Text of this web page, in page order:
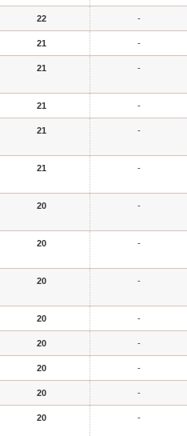
22 -
21 -
21 -
21 -
21 -
21 -
20 -
20 -
20 -
20 -
20 -
20 -
20 -
20 -